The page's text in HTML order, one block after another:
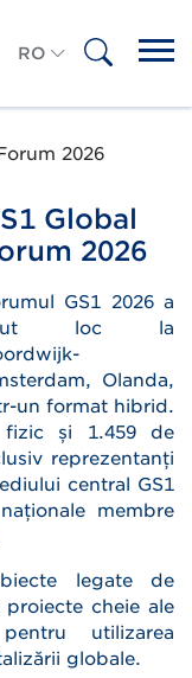
RO
RU
2026
Global
2026
GS1 2026 a
loc la
Olanda,
un format hibrid.
și 1.459 de
reprezentanți
central GS1
membre
legate de
proiecte cheie ale
utilizarea
globale.